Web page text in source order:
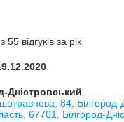
відгуків за рік
Дністровський
84, Білгород-
67701, Білгород-